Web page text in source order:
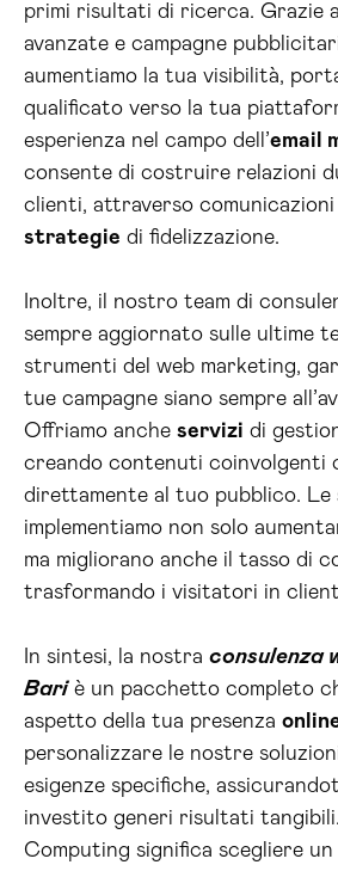
primi risultati di ricerca. Grazie
avanzate e campagne
aumentiamo la tua visibilità,
qualificato verso la tua
esperienza nel campo dell’email
consente di costruire relazioni
clienti, attraverso
strategie di fidelizzazione.
Inoltre, il nostro team di
sempre aggiornato sulle ultime
strumenti del web marketing,
tue campagne siano sempre
Offriamo anche servizi di
creando contenuti coinvolgenti
direttamente al tuo pubblico. Le
implementiamo non solo
ma migliorano anche il tasso di
trasformando i visitatori in
In sintesi, la nostra consulenza
Bariè un pacchetto completo
aspetto della tua presenza
personalizzare le nostre
esigenze specifiche,
investito generi risultati
Computing significa scegliere